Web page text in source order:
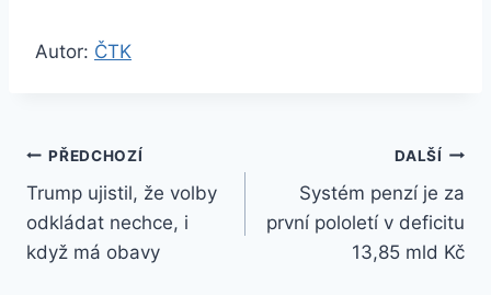
Autor: ČTK
Navigace
pro
příspěvek
PŘEDCHOZÍ
Trump ujistil, že volby
odkládat nechce, i
když má obavy
DALŠÍ
Systém penzí je za
první pololetí v deficitu
13,85 mld Kč